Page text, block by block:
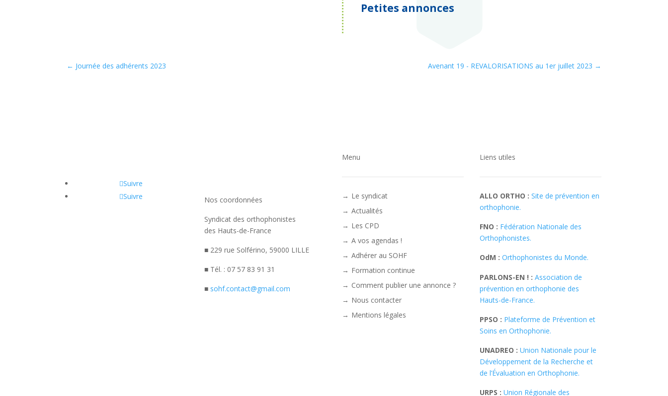
Petites annonces
← Journée des adhérents 2023 Avenant 19 - REVALORISATIONS au 1er juillet 2023 →
Suivre
Suivre
Nos coordonnées
Syndicat des orthophonistes
des Hauts-de-France
■ 229 rue Solférino, 59000 LILLE
■ Tél. : 07 57 83 91 31
■ sohf.contact@gmail.com
Menu
Le syndicat
Actualités
Les CPD
A vos agendas !
Adhérer au SOHF
Formation continue
Comment publier une annonce ?
Nous contacter
Mentions légales
Liens utiles
ALLO ORTHO : Site de prévention en
orthophonie.
FNO : Fédération Nationale des
Orthophonistes.
OdM : Orthophonistes du Monde.
PARLONS-EN ! : Association de
prévention en orthophonie des
Hauts-de-France.
PPSO : Plateforme de Prévention et
Soins en Orthophonie.
UNADREO : Union Nationale pour le
Développement de la Recherche et
de l’Évaluation en Orthophonie.
URPS : Union Régionale des